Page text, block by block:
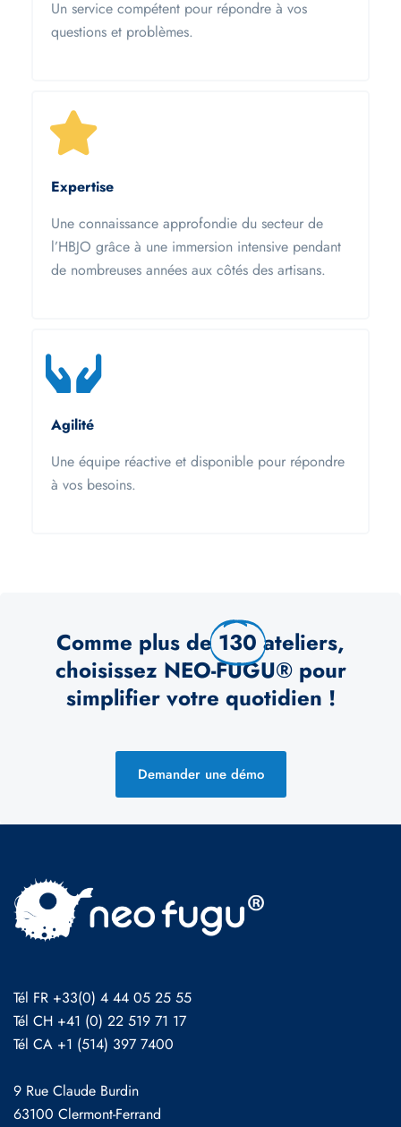
Un service compétent pour répondre à vos
questions et problèmes.
Expertise
Une connaissance approfondie du secteur de
l’HBJO grâce à une immersion intensive pendant
de nombreuses années aux côtés des artisans.
Agilité
Une équipe réactive et disponible pour répondre
à vos besoins.
Comme plus de130 ateliers,
choisissez NEO-FUGU® pour
simplifier votre quotidien​ !
Demander une démo
Tél FR +33(0) 4 44 05 25 55
Tél CH +41 (0) 22 519 71 17
Tél CA +1 (514) 397 7400
9 Rue Claude Burdin
63100 Clermont-Ferrand